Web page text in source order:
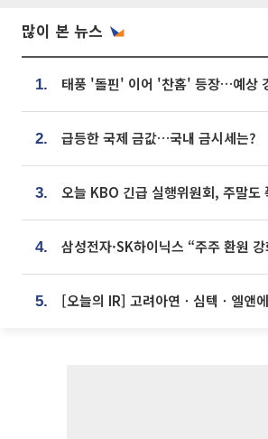
많이 본 뉴스
1.
2. 급등한 국제 금값…국내 금시세는?
3. 오늘 KBO 긴급 실행위원회, 주말도
4. 삼성전자·SK하이닉스 “주주 환원
5. [오늘의 IR] 고려아연ㆍ심텍ㆍ엘앤